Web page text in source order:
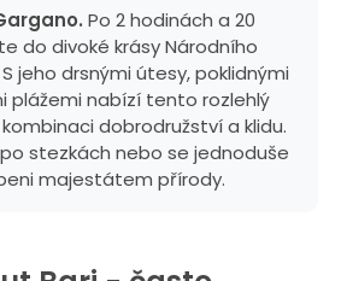
Po 2 hodinách a 20
do divoké krásy Národního
jeho drsnými útesy, poklidnými
plážemi nabízí tento rozlehlý
dobrodružství a klidu.
stezkách nebo se jednoduše
majestátem přírody.